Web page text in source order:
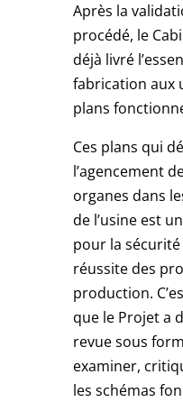
Après la
procédé, le
déjà livré
fabrication aux
plans
Ces plans qui
l’agencement
organes dans
de l’usine est
pour la
réussite des
production.
que le Projet a
revue sous
examiner,
les schémas